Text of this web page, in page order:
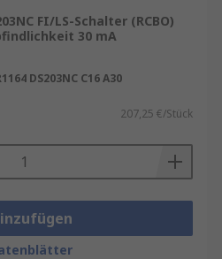
FI/LS-Schalter (RCBO)
30 mA
DS203NC C16 A30
207,25 €/Stück